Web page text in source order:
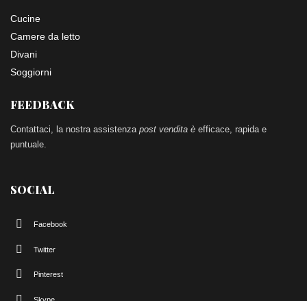
Cucine
Camere da letto
Divani
Soggiorni
FEEDBACK
Contattaci, la nostra assistenza post vendita è efficace, rapida e
puntuale.
SOCIAL
Facebook
Twitter
Pinterest